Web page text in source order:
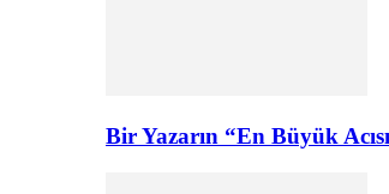
Bir Yazarın “En Büyük